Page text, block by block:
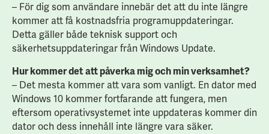
– För dig som användare innebär det att du inte längre
kommer att få kostnadsfria programuppdateringar.
Detta gäller både teknisk support och
säkerhetsuppdateringar från Windows Update.
Hur kommer det att påverka mig och min verksamhet?
– Det mesta kommer att vara som vanligt. En dator med
Windows 10 kommer fortfarande att fungera, men
eftersom operativsystemet inte uppdateras kommer din
dator och dess innehåll inte längre vara säker.